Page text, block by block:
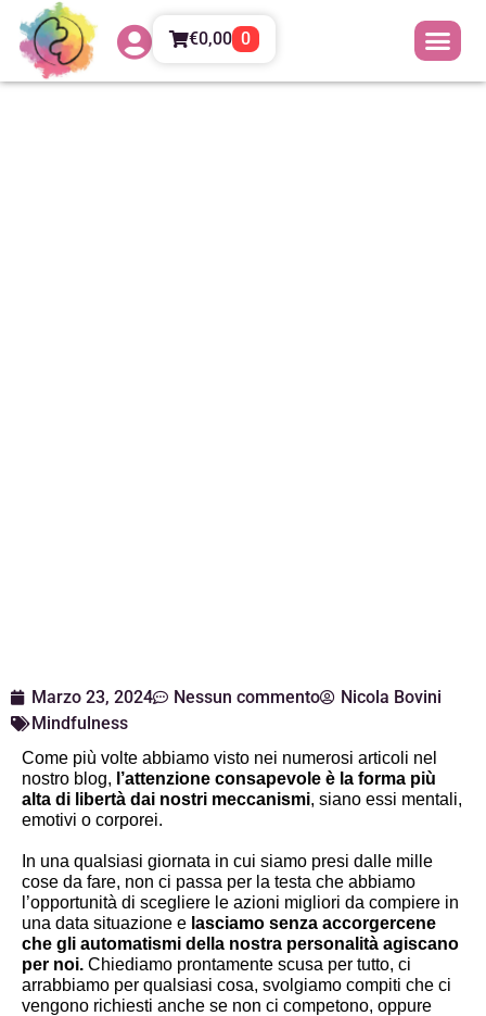
€0,00 0
Marzo 23, 2024 Nessun commento
Nicola Bovini
Mindfulness
Come più volte abbiamo visto nei numerosi articoli nel
nostro blog, l’attenzione consapevole è la forma più
alta di libertà dai nostri meccanismi, siano essi mentali,
emotivi o corporei.
In una qualsiasi giornata in cui siamo presi dalle mille
cose da fare, non ci passa per la testa che abbiamo
l’opportunità di scegliere le azioni migliori da compiere in
una data situazione e lasciamo senza accorgercene
che gli automatismi della nostra personalità agiscano
per noi. Chiediamo prontamente scusa per tutto, ci
arrabbiamo per qualsiasi cosa, svolgiamo compiti che ci
vengono richiesti anche se non ci competono, oppure